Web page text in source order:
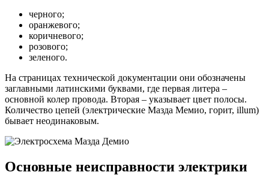
черного;
оранжевого;
коричневого;
розового;
зеленого.
На страницах технической документации они обозначены
заглавными латинскими буквами, где первая литера –
основной колер провода. Вторая – указывает цвет полосы.
Количество цепей (электрические Мазда Мемио, горит, illum)
бывает неодинаковым.
Основные неисправности электрики